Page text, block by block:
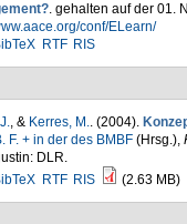
. gehalten auf der 01.
conf/ELearn/
RTF RIS
, & Kerres, M.. (2004).
F. + in der des BMBF(Hrsg.),
DLR.
RTF RIS (2.63 MB)